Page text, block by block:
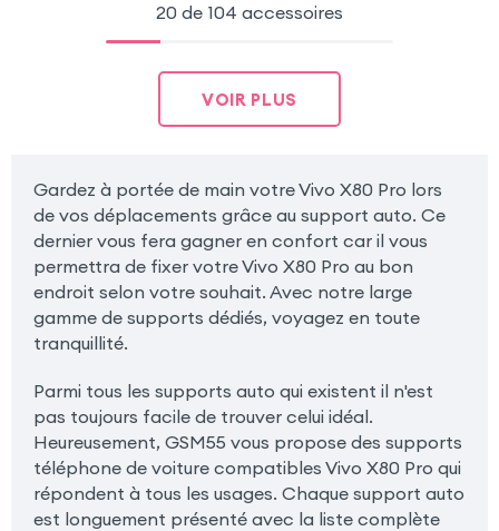
20 de 104 accessoires
VOIR PLUS
Gardez à portée de main votre Vivo X80 Pro lors
de vos déplacements grâce au support auto. Ce
dernier vous fera gagner en confort car il vous
permettra de fixer votre Vivo X80 Pro au bon
endroit selon votre souhait. Avec notre large
gamme de supports dédiés, voyagez en toute
tranquillité.
Parmi tous les supports auto qui existent il n'est
pas toujours facile de trouver celui idéal.
Heureusement, GSM55 vous propose des supports
téléphone de voiture compatibles Vivo X80 Pro qui
répondent à tous les usages. Chaque support auto
est longuement présenté avec la liste complète